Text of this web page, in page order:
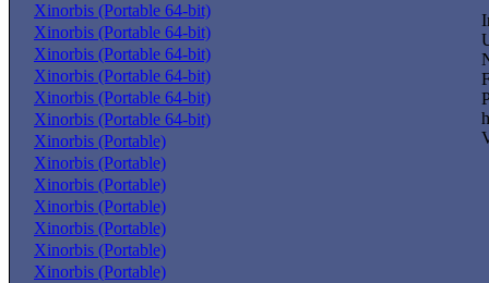
Xinorbis (Portable 64-bit)
Xinorbis (Portable 64-bit)
Xinorbis (Portable 64-bit)
Xinorbis (Portable 64-bit)
Xinorbis (Portable 64-bit)
Xinorbis (Portable 64-bit)
Xinorbis (Portable)
Xinorbis (Portable)
Xinorbis (Portable)
Xinorbis (Portable)
Xinorbis (Portable)
Xinorbis (Portable)
Xinorbis (Portable)